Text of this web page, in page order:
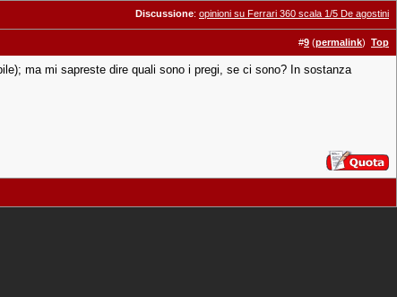
Discussione: opinioni su Ferrari 360 scala 1/5 De agostini
#9 (permalink) Top
ma mi sapreste dire quali sono i pregi, se ci sono? In sostanza